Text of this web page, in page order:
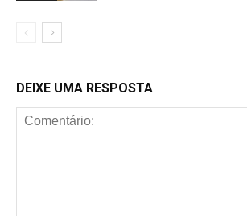
DEIXE UMA RESPOSTA